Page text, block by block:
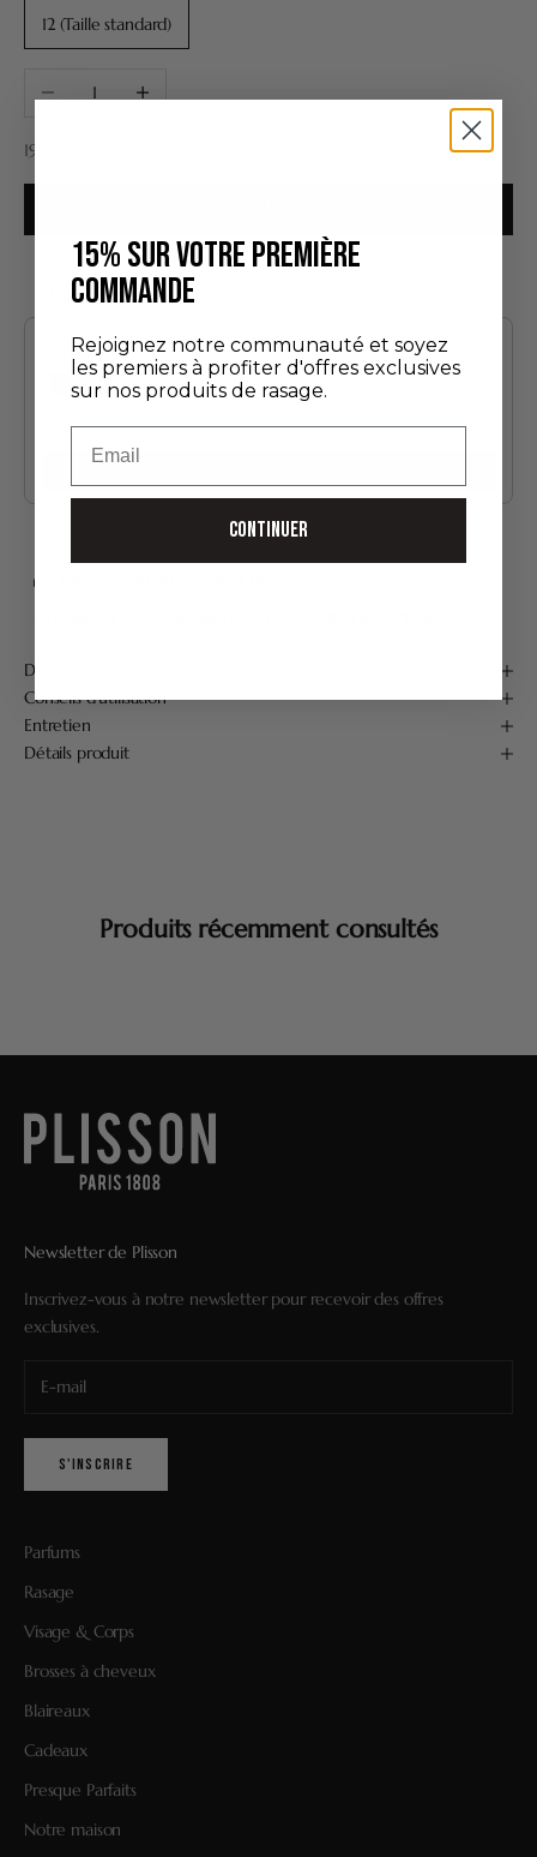
12 (Taille standard)
Diminuer la quantitéAugmenter la quantité
Prix de vente
190,00 €
Vous aimerez aussi
Description
Conseils d'utilisation
Entretien
Détails produit
Produits récemment consultés
Newsletter de Plisson
Inscrivez-vous à notre newsletter pour recevoir des offres
exclusives.
S'INSCRIRE
Parfums
Rasage
Visage & Corps
Brosses à cheveux
Blaireaux
Cadeaux
Presque Parfaits
Notre maison
15% SUR VOTRE PREMIÈRE
COMMANDE
Rejoignez notre communauté et soyez
les premiers à profiter d'offres exclusives
sur nos produits de rasage.
CONTINUER